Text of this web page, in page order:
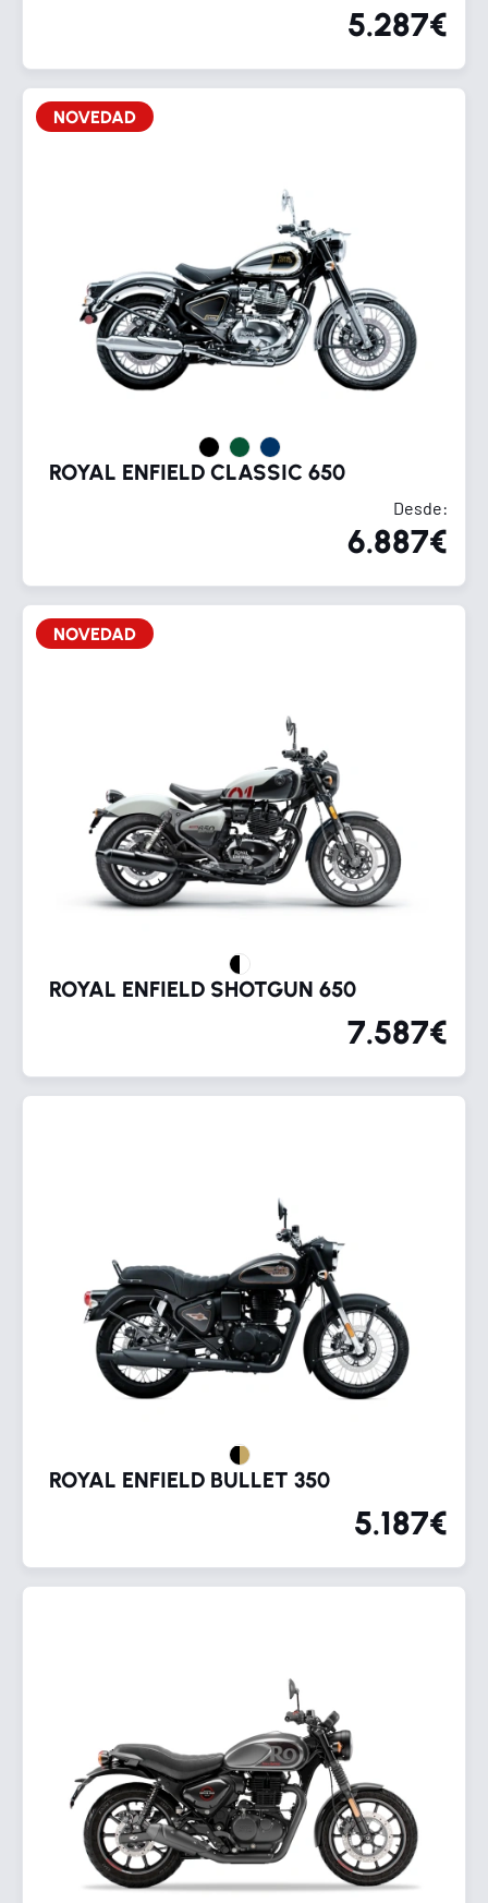
5.287€
NOVEDAD
ROYAL ENFIELD CLASSIC 650
Desde:
6.887€
NOVEDAD
ROYAL ENFIELD SHOTGUN 650
7.587€
ROYAL ENFIELD BULLET 350
5.187€
Chatea con nosotros